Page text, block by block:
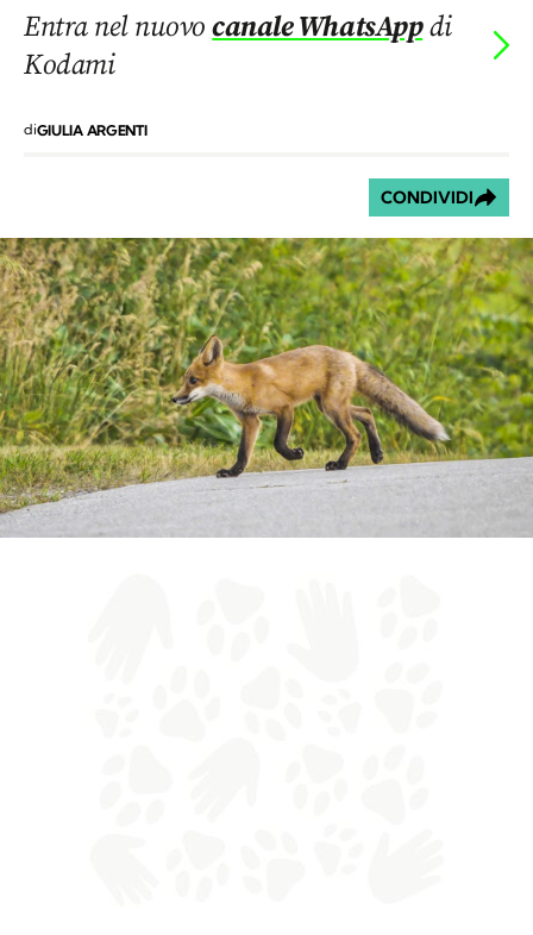
Entra nel nuovocanale WhatsAppdi
Kodami
diGIULIA ARGENTI
CONDIVIDI